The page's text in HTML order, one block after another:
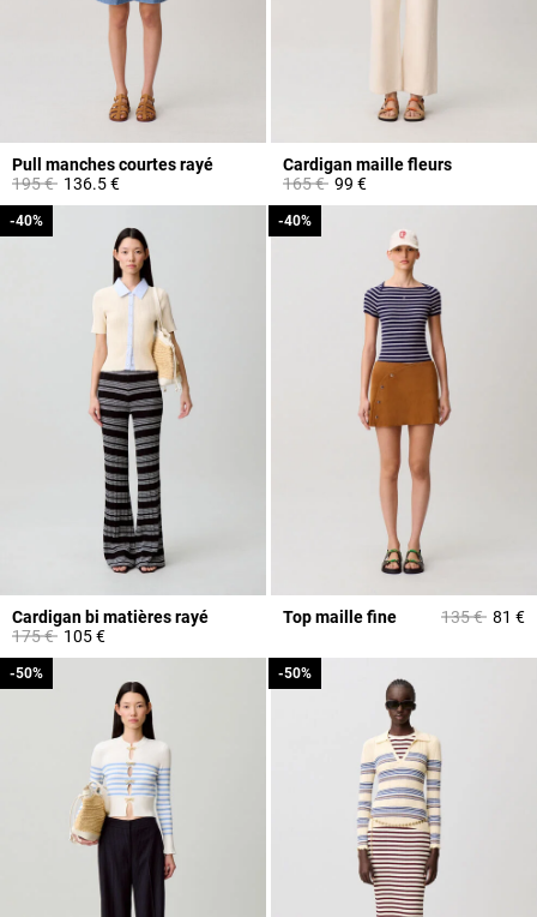
Pull manches courtes rayé
Prix réduit à partir de
195 €à136.5 €
Cardigan maille fleurs
Prix réduit à partir de
165 €à99 €
Cardigan bi matières rayé
Prix réduit à partir de
175 €à
-40%
105 €
-40%
Top maille fine Prix réduit à
135 €à
-40%
81 €
-40%
-50%
-50% -50%
-50%